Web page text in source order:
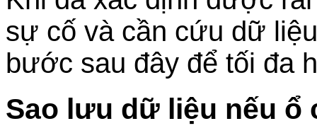
sự cố và cần cứu dữ
bước sau đây để tối đa
Sao lưu dữ liệu nếu ổ